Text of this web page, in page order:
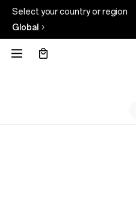
Select your country or region
Global